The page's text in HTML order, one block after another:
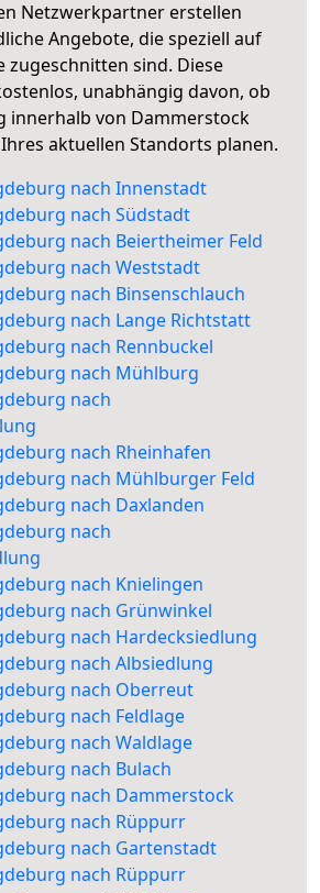
Netzwerkpartner erstellen
Angebote, die speziell auf
zugeschnitten sind. Diese
unabhängig davon, ob
innerhalb von Dammerstock
aktuellen Standorts planen.
nach Innenstadt
nach Südstadt
nach Beiertheimer Feld
nach Weststadt
nach Binsenschlauch
nach Lange Richtstatt
nach Rennbuckel
nach Mühlburg
nach
nach Rheinhafen
nach Mühlburger Feld
nach Daxlanden
nach
nach Knielingen
nach Grünwinkel
nach Hardecksiedlung
nach Albsiedlung
nach Oberreut
nach Feldlage
nach Waldlage
nach Bulach
nach Dammerstock
nach Rüppurr
nach Gartenstadt
nach Rüppurr